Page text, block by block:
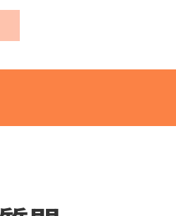
失または毀損等の的確な防止とセ
応いたします。また、個人情報を提
令、国が定める指針およびその他の